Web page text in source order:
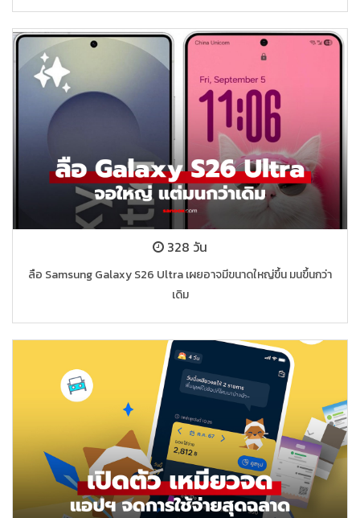
328 วัน
ลือ Samsung Galaxy S26 Ultra เผยอาจมีขนาดใหญ่ขึ้น มนขึ้นกว่า
เดิม